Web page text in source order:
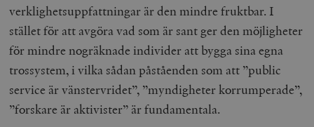
verklighetsuppfattningar är den mindre fruktbar. I
stället för att avgöra vad som är sant ger den möjligheter
för mindre nogräknade individer att bygga sina egna
trossystem, i vilka sådan påståenden som att ”public
service är vänstervridet”, ”myndigheter korrumperade”,
”forskare är aktivister” är fundamentala.